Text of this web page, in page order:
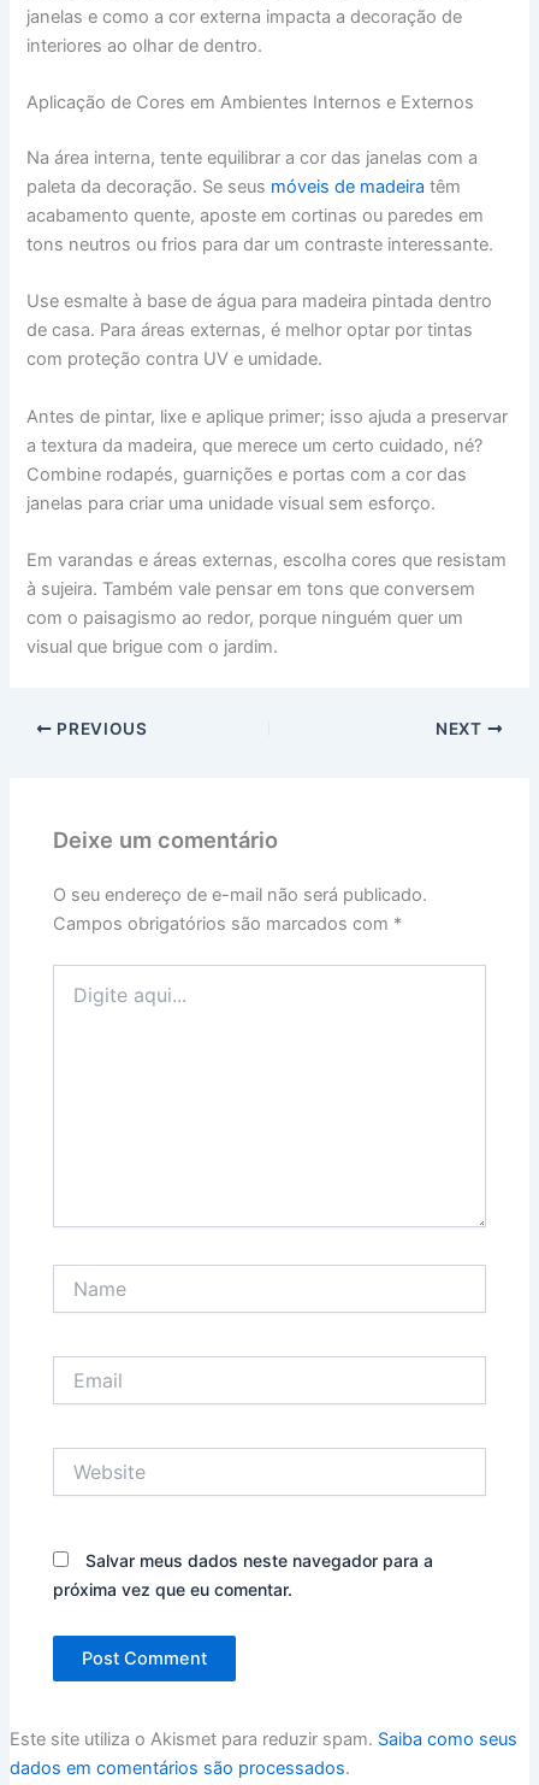
janelas e como a cor externa impacta a decoração de
interiores ao olhar de dentro.
Aplicação de Cores em Ambientes Internos e Externos
Na área interna, tente equilibrar a cor das janelas com a
paleta da decoração. Se seus móveis de madeira têm
acabamento quente, aposte em cortinas ou paredes em
tons neutros ou frios para dar um contraste interessante.
Use esmalte à base de água para madeira pintada dentro
de casa. Para áreas externas, é melhor optar por tintas
com proteção contra UV e umidade.
Antes de pintar, lixe e aplique primer; isso ajuda a preservar
a textura da madeira, que merece um certo cuidado, né?
Combine rodapés, guarnições e portas com a cor das
janelas para criar uma unidade visual sem esforço.
Em varandas e áreas externas, escolha cores que resistam
à sujeira. Também vale pensar em tons que conversem
com o paisagismo ao redor, porque ninguém quer um
visual que brigue com o jardim.
PREVIOUS NEXT
Deixe um comentário
O seu endereço de e-mail não será publicado.
Campos obrigatórios são marcados com *
aqui...
Salvar meus dados neste navegador para a
próxima vez que eu comentar.
Este site utiliza o Akismet para reduzir spam. Saiba como seus
dados em comentários são processados.